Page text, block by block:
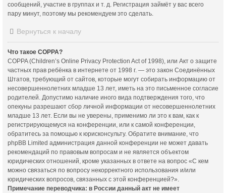
сообщений, участие в группах и т. д. Регистрация займёт у вас всего
пару минут, поэтому мы рекомендуем это сделать.
Вернуться к началу
Что такое COPPA?
COPPA (Children’s Online Privacy Protection Act of 1998), или Акт о защите
частных прав ребёнка в интернете от 1998 г. — это закон Соединённых
Штатов, требующий от сайтов, которые могут собирать информацию от
несовершеннолетних младше 13 лет, иметь на это письменное согласие
родителей. Допустимо наличие иного вида подтверждения того, что
опекуны разрешают сбор личной информации от несовершеннолетних
младше 13 лет. Если вы не уверены, применимо ли это к вам, как к
регистрирующемуся на конференции, или к самой конференции,
обратитесь за помощью к юрисконсульту. Обратите внимание, что
phpBB Limited администрация данной конференции не может давать
рекомендаций по правовым вопросам и не является объектом
юридических отношений, кроме указанных в ответе на вопрос «С кем
можно связаться по вопросу некорректного использования и/или
юридических вопросов, связанных с этой конференцией?».
Примечание переводчика: в России данный акт не имеет